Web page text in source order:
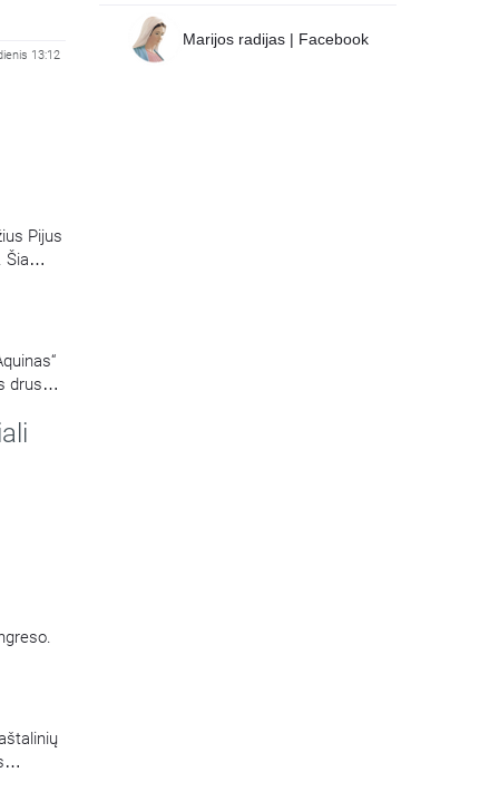
13:12
Pijus
Šia
druska
Marijos radijas | Facebook